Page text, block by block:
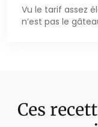
Vu le tarif assez
n’est pas le
Ces